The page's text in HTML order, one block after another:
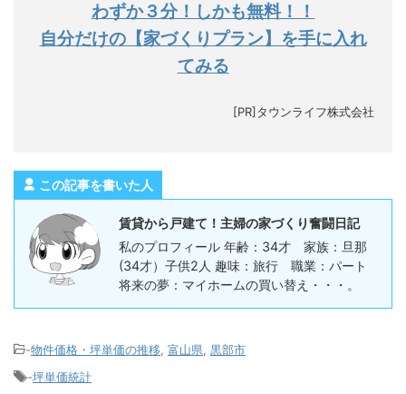
わずか３分！しかも無料！！
自分だけの【家づくりプラン】を手に入れ
てみる
[PR]タウンライフ株式会社
この記事を書いた人
賃貸から戸建て！主婦の家づくり奮闘日記
私のプロフィール 年齢：34才 家族：旦那
(34才）子供2人 趣味：旅行 職業：パート
将来の夢：マイホームの買い替え・・・。
-物件価格・坪単価の推移, 富山県, 黒部市
-坪単価統計